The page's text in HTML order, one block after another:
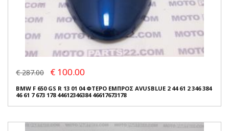
€ 287.00 € 100.00
BMW F 650 GS R 13 01 04 ΦΤΕΡΟ ΕΜΠΡΟΣ AVUSBLUE 2 44 61 2 346 384
46 61 7 673 178 44612346384 46617673178